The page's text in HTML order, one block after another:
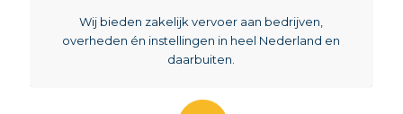
Wij bieden zakelijk vervoer aan bedrijven,
overheden én instellingen in heel Nederland en
daarbuiten.